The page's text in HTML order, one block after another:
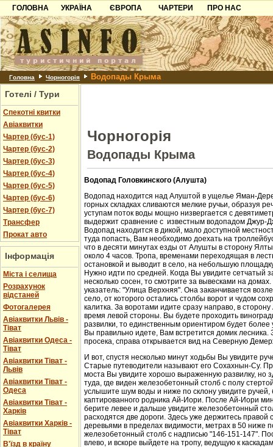
ГОЛОВНА
УКРАЇНА
Карпати
Азов
Причорноморря
Шацьк
ЄВРОПА
Чорногорія
Хорватія
Болгарія
Албанія
ЧАРТЕРИ
ПРО НАС
Контакти
Партнерам
Додати готель
Головна Чорногорія Водопады Крыма
Готелі / Тури
Спекотні квитки
Авіаквитки
Чартер (бус-1)
Чартер (бус-2)
Чартер (бус-3)
Чартер (бус-4)
Чартер (бус-5)
Чартер (бус-6)
Чартер (бус-7)
Трансфер
Прокат авто
Інформація
Міста і селища
Розрахунок
відстаней
Фотогалерея
Авіаквитки Львів -
Тіват
Авіаквитки Одеса -
Тіват
Авіаквитки Тіват -
Львів
Авіаквитки Тіват -
Одеса
Авіаквитки Тіват -
Харків
Авіаквитки Харків -
Тіват
В'їзд в країну
Чорногорія
Водопады Крыма
Водопад Головкинского (Алушта)
Водопад находится над Алуштой в ущелье Яман-
горных складках сливаются мелкие ручьи, образуя
уступам поток воды мощно низвергается с
выдержит сравнение с известным водопадом Джур-
Водопад находится в дикой, мало доступной
туда попасть, Вам необходимо доехать на
что в десяти минутах езды от Алушты в сторону
около 4 часов. Тропа, временами переходящая в
остановкой и выводит в село, на небольшую
Нужно идти по средней. Когда Вы увидите сетчатый
несколько сосен, то смотрите за вывесками на
указатель: "Улица Верхняя". Она заканчивается
село, от которого остались столбы ворот и чудом
калитка. За воротами идите сразу направо, в
время левой стороны. Вы будете проходить
развилки, то единственным ориентиром будет более
Вы правильно идете, Вам встретится домик лесника.
просека, справа открывается вид на Северную
И вот, спустя несколько минут ходьбы Вы увидите
Старые путеводители называют его Сохахнын-Су.
моста Вы увидите хорошо выраженную развилку, но
туда, где виден железобетонный столб с полу
услышите шум воды и ниже по склону увидите
каптированного родника Ай-Иори. После Ай-Иори
берите левее и дальше увидите железобетонный
расходятся две дороги. Здесь уже держитесь правой
деревьями в пределах видимости, метрах в 50 ниже
железобетонный столб с надписью "146-151-147".
влево, и вскоре выйдете на тропу, ведущую к